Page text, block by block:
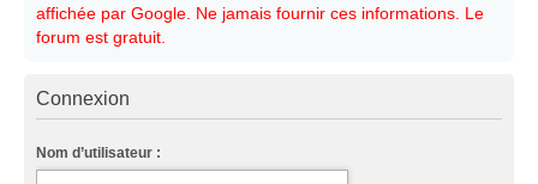
affichée par Google. Ne jamais fournir ces informations. Le
forum est gratuit.
Connexion
Nom d’utilisateur :